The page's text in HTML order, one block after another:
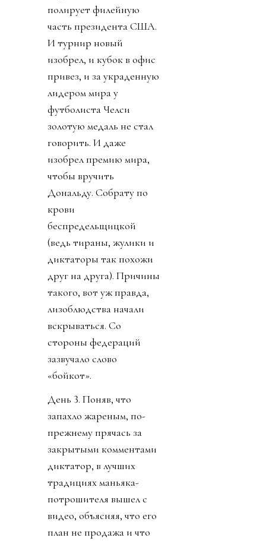
полирует филейную
часть президента США.
И турнир новый
изобрел, и кубок в офис
привез, и за украденную
лидером мира у
футболиста Челси
золотую медаль не стал
говорить. И даже
изобрел премию мира,
чтобы вручить
Дональду. Собрату по
крови
беспредельщицкой
(ведь тираны, жулики и
диктаторы так похожи
друг на друга). Причины
такого, вот уж правда,
лизоблюдства начали
вскрываться. Со
стороны федераций
зазвучало слово
«бойкот».
День 3. Поняв, что
запахло жареным, по-
прежнему прячась за
закрытыми комментами
диктатор, в лучших
традициях маньяка-
потрошителя вышел с
видео, объясняя, что его
план не продажа и что